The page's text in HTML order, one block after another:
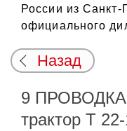
России из Санкт-
официального
Назад
9 ПРОВОДКА
трактор T